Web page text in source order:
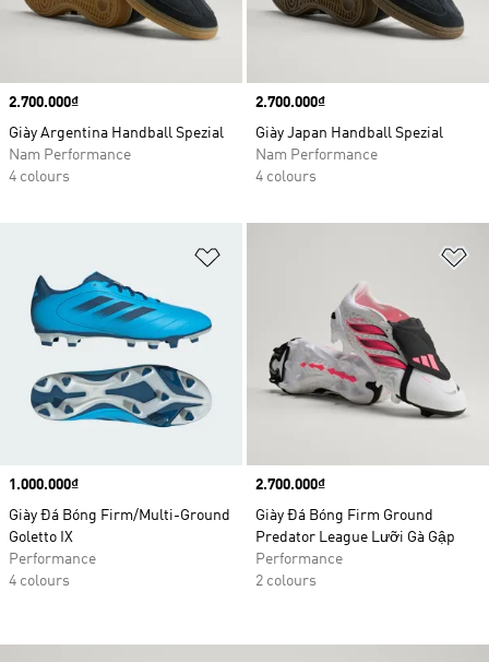
Price
2.700.000₫
Giày Argentina Handball Spezial
Nam Performance
4 colours
Price
2.700.000₫
Giày Japan Handball Spezial
Nam Performance
4 colours
Price
1.000.000₫
Giày Đá Bóng Firm/Multi-Ground
Goletto IX
Performance
4 colours
Price
2.700.000₫
Giày Đá Bóng Firm Ground
Predator League Lưỡi Gà Gập
Performance
2 colours